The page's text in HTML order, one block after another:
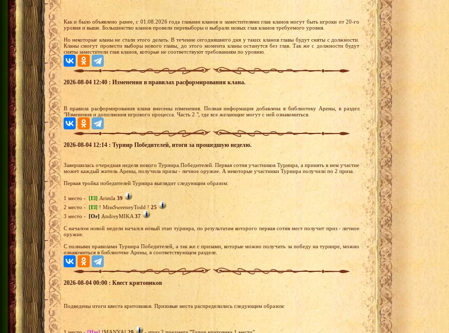
Как и было объявлено ранее, с 01.08.2026 года главами кланов и заместителями глав кланов могут быть игроки от 20-го
уровня и выше. Большинство кланов провели перевыборы и выбрали новых глав кланов требуемого уровня.
Но некоторые кланы не стали этого делать. В течение сегодняшнего дня у таких кланов главы будут сняты с должности.
Кланы смогут провести выборы нового главы, до этого момента кланы останутся без глав. Так же с должности будут
сняты заместители глав кланов, которые не соответствуют требованиям по уровню.
2026-08-04 12:40 : Изменения в правилах расформирования клана.
В правила расформирования клана внесены изменения. Полная информация добавлена в библиотеку Арены, в раздел
"Изменения и дополнения игрового процесса. Часть 2.", где все желающие могут с ней ознакомиться.
2026-08-04 12:14 : Турнир Победителей, итоги за прошедшую неделю.
Завершилась очередная неделя нового Турнира Победителей. Первая сотня участников Турнира, а принять в нем участие
может каждый житель Арены, получила призы - личное оружие. А некоторые участники Турнира получили по 2 приза.
Первая тройка победителей Турнира выглядит следующим образом:
1 место - [El] Arimla 39
2 место - [El] ! MissSweeneyTodd ! 25
3 место - [Or] AndreyMIKA 37
С началом новой недели начался новый этап турнира, по результатам которого первая сотня мест получит приз - личное
оружие.
С полными правилами Турнира Победителей, а так же с призами, которые можно получить за победу на турнире, можно
ознакомиться в библиотеке Арены, в соответствующем разделе.
2026-08-04 00:00 : Квест критовиков
Подведены итоги квеста критовиков. Призовые места распределились следующим образом: